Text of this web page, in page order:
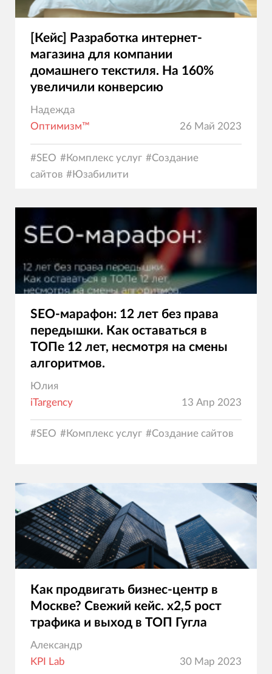
[Кейс] Разработка интернет-
магазина для компании
домашнего текстиля. На 160%
увеличили конверсию
Надежда
Оптимизм™
26 Май 2023
#SEO #Комплекс услуг #Создание
сайтов #Юзабилити
SEO-марафон: 12 лет без права
передышки. Как оставаться в
ТОПе 12 лет, несмотря на смены
алгоритмов.
Юлия
iTargency
13 Апр 2023
#SEO #Комплекс услуг #Создание сайтов
Как продвигать бизнес-центр в
Москве? Свежий кейс. х2,5 рост
трафика и выход в ТОП Гугла
Александр
KPI Lab
30 Мар 2023